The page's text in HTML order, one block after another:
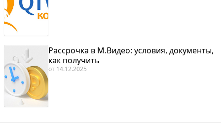
Рассрочка в М.Видео: условия, документы,
как получить
от 14.12.2025